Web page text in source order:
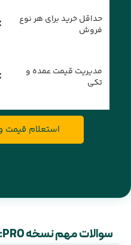
حداقل خرید برای هر نوع
فروش
مدیریت قیمت عمده و
تکی
استعلام قیمت
سوالات مهم نسخه PRO: